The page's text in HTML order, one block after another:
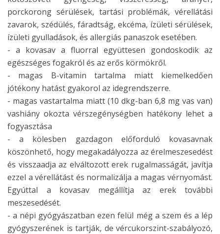
porckorong sérülések, tartási problémák, vérellátási
zavarok, szédülés, fáradtság, ekcéma, ízületi sérülések,
ízületi gyulladások, és allergiás panaszok esetében.
- a kovasav a fluorral együttesen gondoskodik az
egészséges fogakról és az erős körmökről.
- magas B-vitamin tartalma miatt kiemelkedően
jótékony hatást gyakorol az idegrendszerre.
- magas vastartalma miatt (10 dkg-ban 6,8 mg vas van)
vashiány okozta vérszegénységben hatékony lehet a
fogyasztása
- a kölesben gazdagon előforduló kovasavnak
köszönhető, hogy megakadályozza az érelmeszesedést
és visszaadja az elváltozott erek rugalmasságát, javítja
ezzel a vérellátást és normalizálja a magas vérnyomást.
Egyúttal a kovasav megállítja az erek további
meszesedését.
- a népi gyógyászatban ezen felül még a szem és a lép
gyógyszerének is tartják, de vércukorszint-szabályozó,